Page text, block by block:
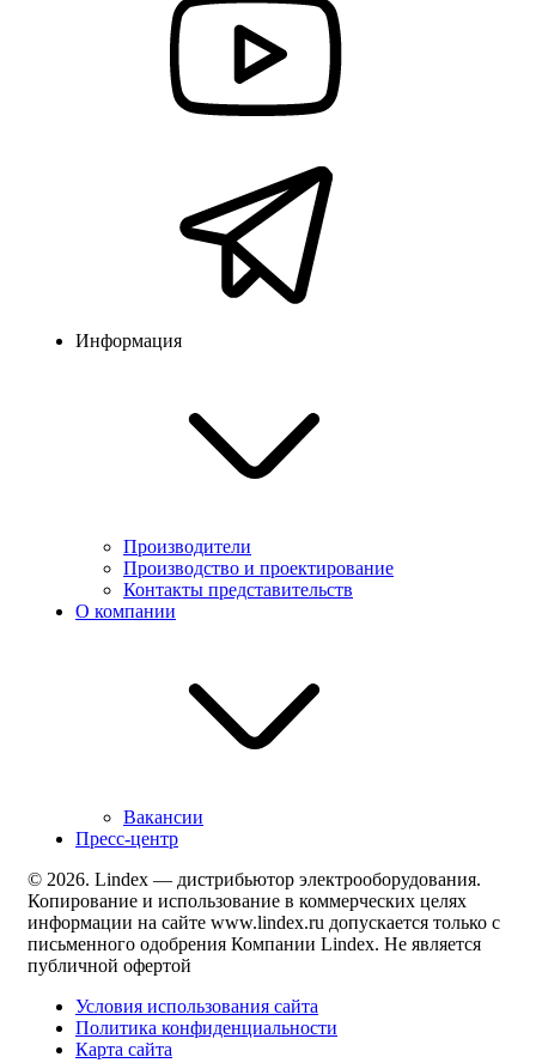
Информация
Производители
Производство и проектирование
Контакты представительств
О компании
Вакансии
Пресс-центр
© 2026. Lindex — дистрибьютор электрооборудования.
Копирование и использование в коммерческих целях
информации на сайте www.lindex.ru допускается только с
письменного одобрения Компании Lindex. Не является
публичной офертой
Условия использования сайта
Политика конфиденциальности
Карта сайта